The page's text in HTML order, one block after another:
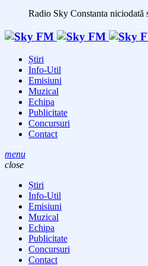
Radio Sky Constanta niciodată
Știri
Info-Util
Emisiuni
Muzical
Echipa
Publicitate
Concursuri
Contact
menu
close
Știri
Info-Util
Emisiuni
Muzical
Echipa
Publicitate
Concursuri
Contact